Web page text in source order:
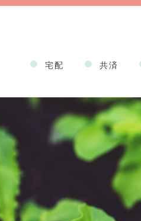
宅配 共済